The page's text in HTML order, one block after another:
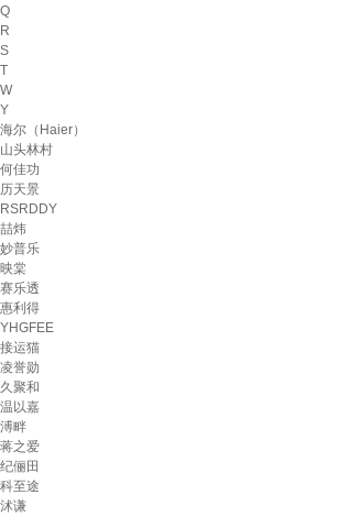
Q
R
S
T
W
Y
海尔（Haier）
山头林村
何佳功
历天景
RSRDDY
喆炜
妙普乐
映棠
赛乐透
惠利得
YHGFEE
接运猫
凌誉勋
久聚和
温以嘉
溥畔
蒋之爱
纪俪田
科至途
沭谦